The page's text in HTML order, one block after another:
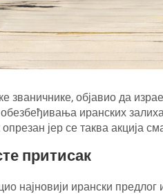
званичнике, објавио да
иранских
јер се таква акција
притисак
најновији ирански предлог